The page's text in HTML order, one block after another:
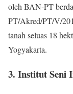
oleh BAN-PT
PT/Akred/PT/V/
tanah seluas 18
Yogyakarta.
3. Institut Seni